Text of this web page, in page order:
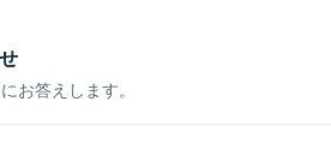
お答えします。